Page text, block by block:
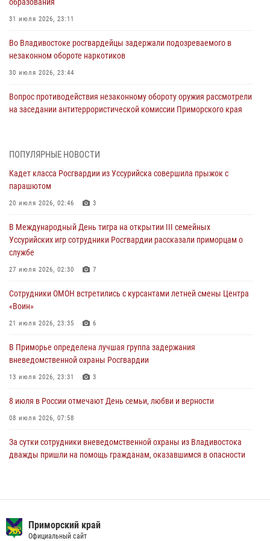
образования
31 июля 2026, 23:11
Во Владивостоке росгвардейцы задержали подозреваемого в
незаконном обороте наркотиков
30 июля 2026, 23:44
Вопрос противодействия незаконному обороту оружия рассмотрели
на заседании антитеррористической комиссии Приморского края
Во Владивостоке во дворе жилого дома сотрудники
В День Крещения Руси в Князь-Владимирском храме – Главном
ходом
28 июля 2026, 10:29
Росгвардейцы в Приморье приняли участие в молебне,
28 июля 2026, 05:39
В Международный День тигра на открытии III семейных
службе
ПОПУЛЯРНЫЕ НОВОСТИ
Кадет класса Росгвардии из Уссурийска совершила прыжок с
парашютом
20 июля 2026, 02:46 3
В Международный День тигра на открытии III семейных
Уссурийских игр сотрудники Росгвардии рассказали приморцам о
службе
27 июля 2026, 02:30 7
Сотрудники ОМОН встретились с курсантами летней смены Центра
«Воин»
21 июля 2026, 23:35 6
В Приморье определена лучшая группа задержания
вневедомственной охраны Росгвардии
13 июля 2026, 23:31 3
8 июля в России отмечают День семьи, любви и верности
08 июля 2026, 07:58
За сутки сотрудники вневедомственной охраны из Владивостока
дважды пришли на помощь гражданам, оказавшимся в опасности
09 июля 2026, 06:08 2
Приморский край
Официальный сайт